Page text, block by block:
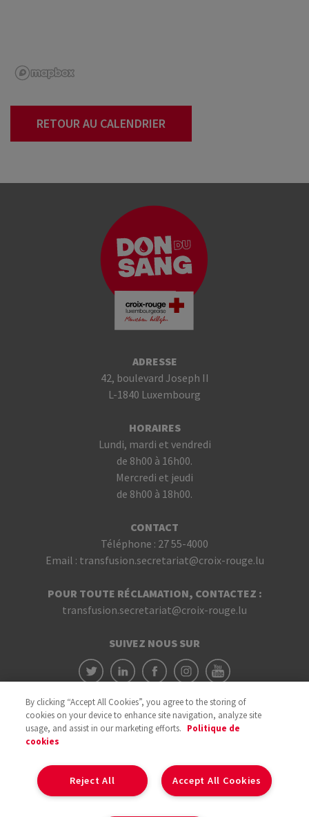
RETOUR AU CALENDRIER
ADRESSE
42, boulevard Joseph II
L-1840 Luxembourg
HORAIRES
Lundi, mardi et vendredi
de 8h00 à 16h00.
Mercredi et jeudi
de 8h00 à 18h00.
CONTACT
Téléphone : 27 55-4000
Email : transfusion.secretariat@croix-rouge.lu
POUR TOUTE RÉCLAMATION, CONTACTEZ :
transfusion.secretariat@croix-rouge.lu
SUIVEZ NOUS SUR
By clicking “Accept All Cookies”, you agree to the storing of
cookies on your device to enhance site navigation, analyze site
usage, and assist in our marketing efforts. Politique de
cookies
Accept All Cookies
Reject All